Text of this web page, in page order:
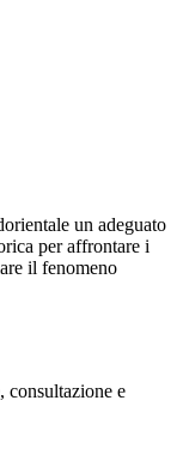
un adeguato
per affrontare i
il fenomeno
consultazione e